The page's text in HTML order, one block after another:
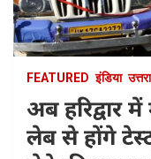
FEATURED इंडिया
अब हरिद्वार
लेब से होंगे